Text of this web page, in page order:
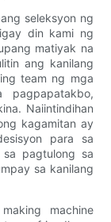
seleksyon ng
din kami ng
matiyak na
ang kanilang
team ng mga
Naiintindihan
kagamitan ay
para sa
pagtulong sa
sa kanilang
machine